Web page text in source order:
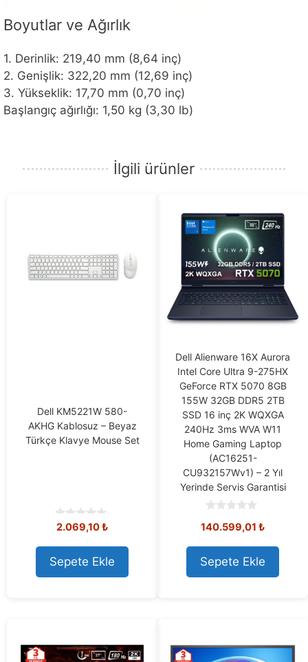
Boyutlar ve Ağırlık
1. Derinlik: 219,40 mm (8,64 inç)
2. Genişlik: 322,20 mm (12,69 inç)
3. Yükseklik: 17,70 mm (0,70 inç)
Başlangıç ağırlığı: 1,50 kg (3,30 lb)
İlgili ürünler
Dell KM5221W 580-
AKHG Kablosuz – Beyaz
Türkçe Klavye Mouse Set
0
u
t
o
2.069,10₺
Sepete Ekle
Dell Alienware 16X Aurora
Intel Core Ultra 9-275HX
GeForce RTX 5070 8GB
155W 32GB DDR5 2TB
SSD 16 inç 2K WQXGA
240Hz 3ms WVA W11
Home Gaming Laptop
(AC16251-
CU932157Wv1) – 2 Yıl
Yerinde Servis Garantisi
o
t
o
f
5
140.599,01 ₺
Sepete Ekle